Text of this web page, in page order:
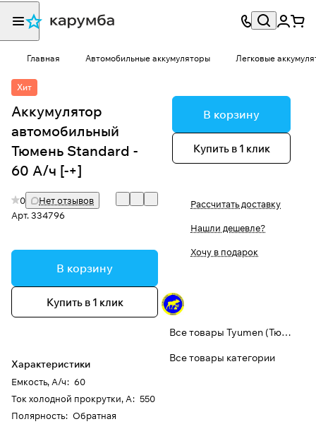
Главная Автомобильные аккумуляторы Легковые
Хит
Аккумулятор
автомобильный
Тюмень Standard -
60 А/ч [-+]
0
Нет отзывов
Арт.334796
В корзину
Купить в 1 клик
Характеристики
Емкость, А/ч: 60
Ток холодной прокрутки, А: 550
Полярность: Обратная
В корзину
Купить в 1 клик
Рассчитать доставку
Нашли дешевле?
Хочу в подарок
Все товары Tyumen (Тюмень)
Все товары категории